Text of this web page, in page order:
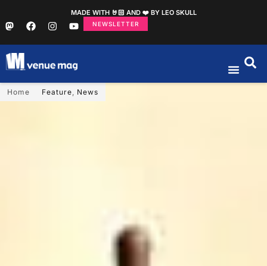
MADE WITH 🤘🏻 AND ❤️ BY LEO SKULL
NEWSLETTER
Home Feature, News